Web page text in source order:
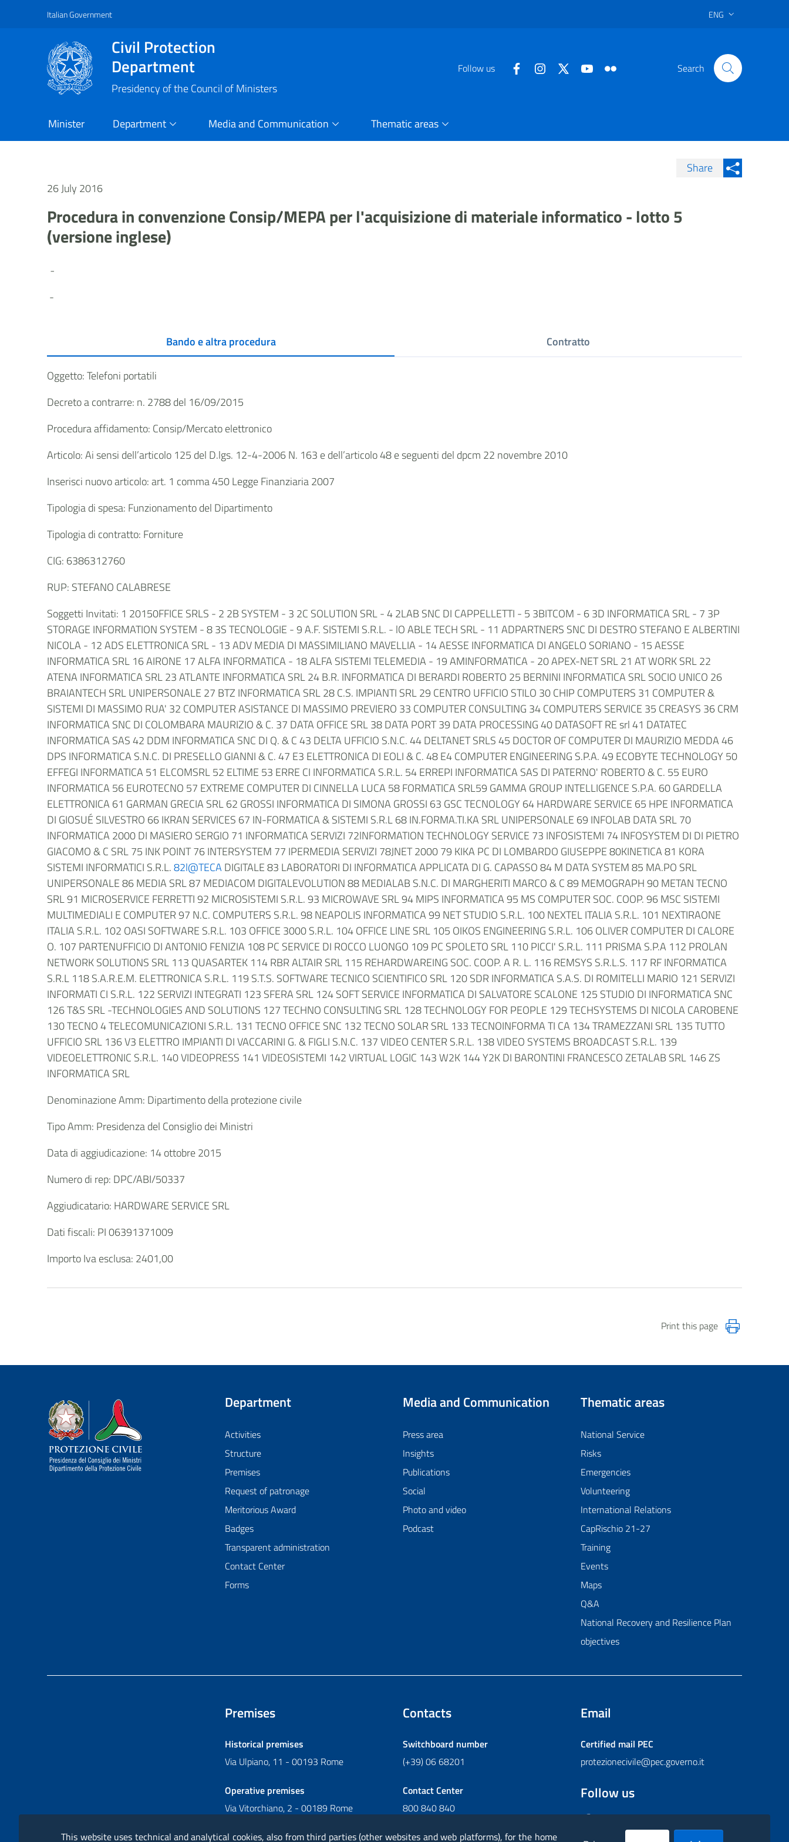
Vai al contenuto principale
Raggiungi il piè di pagina
Italian Government ENG
Civil Protection
Department
Presidency of the Council of Ministers
Follow us Search
Minister Department Media and Communication Thematic areas
Share
26 July 2016
Procedura in convenzione Consip/MEPA per l'acquisizione di materiale informatico - lotto 5
(versione inglese)
-
-
Bando e altra procedura Contratto
Oggetto: Telefoni portatili
Decreto a contrarre: n. 2788 del 16/09/2015
Procedura affidamento: Consip/Mercato elettronico
Articolo: Ai sensi dell’articolo 125 del D.lgs. 12-4-2006 N. 163 e dell’articolo 48 e seguenti del dpcm 22 novembre 2010
Inserisci nuovo articolo: art. 1 comma 450 Legge Finanziaria 2007
Tipologia di spesa: Funzionamento del Dipartimento
Tipologia di contratto: Forniture
CIG: 6386312760
RUP: STEFANO CALABRESE
Soggetti Invitati: 1 20150FFICE SRLS - 2 2B SYSTEM - 3 2C SOLUTION SRL - 4 2LAB SNC DI CAPPELLETTI - 5 3BITCOM - 6 3D INFORMATICA SRL - 7 3P
STORAGE INFORMATION SYSTEM - 8 3S TECNOLOGIE - 9 A.F. SISTEMI S.R.L. - lO ABLE TECH SRL - 11 ADPARTNERS SNC DI DESTRO STEFANO E ALBERTINI
NICOLA - 12 ADS ELETTRONICA SRL - 13 ADV MEDIA DI MASSIMILIANO MAVELLIA - 14 AESSE INFORMATICA DI ANGELO SORIANO - 15 AESSE
INFORMATICA SRL 16 AIRONE 17 ALFA INFORMATICA - 18 ALFA SISTEMI TELEMEDIA - 19 AMINFORMATICA - 20 APEX-NET SRL 21 AT WORK SRL 22
ATENA INFORMATICA SRL 23 ATLANTE INFORMATICA SRL 24 B.R. INFORMATICA DI BERARDI ROBERTO 25 BERNINI INFORMATICA SRL SOCIO UNICO 26
BRAIANTECH SRL UNIPERSONALE 27 BTZ INFORMATICA SRL 28 C.S. IMPIANTI SRL 29 CENTRO UFFICIO STILO 30 CHIP COMPUTERS 31 COMPUTER &
SISTEMI DI MASSIMO RUA' 32 COMPUTER ASISTANCE DI MASSIMO PREVIERO 33 COMPUTER CONSULTING 34 COMPUTERS SERVICE 35 CREASYS 36 CRM
INFORMATICA SNC DI COLOMBARA MAURIZIO & C. 37 DATA OFFICE SRL 38 DATA PORT 39 DATA PROCESSING 40 DATASOFT RE srl 41 DATATEC
INFORMATICA SAS 42 DDM INFORMATICA SNC DI Q. & C 43 DELTA UFFICIO S.N.C. 44 DELTANET SRLS 45 DOCTOR OF COMPUTER DI MAURIZIO MEDDA 46
DPS INFORMATICA S.N.C. DI PRESELLO GIANNI & C. 47 E3 ELETTRONICA DI EOLI & C. 48 E4 COMPUTER ENGINEERING S.P.A. 49 ECOBYTE TECHNOLOGY 50
EFFEGI INFORMATICA 51 ELCOMSRL 52 ELTIME 53 ERRE CI INFORMATICA S.R.L. 54 ERREPI INFORMATICA SAS DI PATERNO' ROBERTO & C. 55 EURO
INFORMATICA 56 EUROTECNO 57 EXTREME COMPUTER DI CINNELLA LUCA 58 FORMATICA SRL59 GAMMA GROUP INTELLIGENCE S.P.A. 60 GARDELLA
ELETTRONICA 61 GARMAN GRECIA SRL 62 GROSSI INFORMATICA DI SIMONA GROSSI 63 GSC TECNOLOGY 64 HARDWARE SERVICE 65 HPE INFORMATICA
DI GIOSUÉ SILVESTRO 66 IKRAN SERVICES 67 IN-FORMATICA & SISTEMI S.R.L 68 IN.FORMA.TI.KA SRL UNIPERSONALE 69 INFOLAB DATA SRL 70
INFORMATICA 2000 DI MASIERO SERGIO 71 INFORMATICA SERVIZI 72lNFORMATION TECHNOLOGY SERVICE 73 INFOSISTEMI 74 INFOSYSTEM DI DI PIETRO
GIACOMO & C SRL 75 INK POINT 76 INTERSYSTEM 77 IPERMEDIA SERVIZI 78JNET 2000 79 KIKA PC DI LOMBARDO GIUSEPPE 80KINETICA 81 KORA
SISTEMI INFORMATICI S.R.L.82l@TECADIGITALE 83 LABORATORI DI INFORMATICA APPLICATA DI G. CAPASSO 84 M DATA SYSTEM 85 MA.PO SRL
UNIPERSONALE 86 MEDIA SRL 87 MEDIACOM DIGITALEVOLUTION 88 MEDIALAB S.N.C. DI MARGHERITI MARCO & C 89 MEMOGRAPH 90 METAN TECNO
SRL 91 MICROSERVICE FERRETTI 92 MICROSISTEMI S.R.L. 93 MICROWAVE SRL 94 MIPS INFORMATICA 95 MS COMPUTER SOC. COOP. 96 MSC SISTEMI
MULTIMEDIALI E COMPUTER 97 N.C. COMPUTERS S.R.L. 98 NEAPOLIS INFORMATICA 99 NET STUDIO S.R.L. 100 NEXTEL ITALIA S.R.L. 101 NEXTIRAONE
ITALIA S.R.L. 102 OASI SOFTWARE S.R.L. 103 OFFICE 3000 S.R.L. 104 OFFICE LINE SRL 105 OIKOS ENGINEERING S.R.L. 106 OLIVER COMPUTER DI CALORE
O. 107 PARTENUFFICIO DI ANTONIO FENIZIA 108 PC SERVICE DI ROCCO LUONGO 109 PC SPOLETO SRL 110 PICCI' S.R.L. 111 PRISMA S.P.A 112 PROLAN
NETWORK SOLUTIONS SRL 113 QUASARTEK 114 RBR ALTAIR SRL 115 REHARDWAREING SOC. COOP. A R. L. 116 REMSYS S.R.L.S. 117 RF INFORMATICA
S.R.L 118 S.A.R.E.M. ELETTRONICA S.R.L. 119 S.T.S. SOFTWARE TECNICO SCIENTIFICO SRL 120 SDR INFORMATICA S.A.S. DI ROMITELLI MARIO 121 SERVIZI
INFORMATI CI S.R.L. 122 SERVIZI INTEGRATI 123 SFERA SRL 124 SOFT SERVICE INFORMATICA DI SALVATORE SCALONE 125 STUDIO DI INFORMATICA SNC
126 T&S SRL -TECHNOLOGIES AND SOLUTIONS 127 TECHNO CONSULTING SRL 128 TECHNOLOGY FOR PEOPLE 129 TECHSYSTEMS DI NICOLA CAROBENE
130 TECNO 4 TELECOMUNICAZIONI S.R.L. 131 TECNO OFFICE SNC 132 TECNO SOLAR SRL 133 TECNOINFORMA TI CA 134 TRAMEZZANI SRL 135 TUTTO
UFFICIO SRL 136 V3 ELETTRO IMPIANTI DI VACCARINI G. & FIGLI S.N.C. 137 VIDEO CENTER S.R.L. 138 VIDEO SYSTEMS BROADCAST S.R.L. 139
VIDEOELETTRONIC S.R.L. 140 VIDEOPRESS 141 VIDEOSISTEMI 142 VIRTUAL LOGIC 143 W2K 144 Y2K DI BARONTINI FRANCESCO ZETALAB SRL 146 ZS
INFORMATICA SRL
Denominazione Amm: Dipartimento della protezione civile
Tipo Amm: Presidenza del Consiglio dei Ministri
Data di aggiudicazione: 14 ottobre 2015
Numero di rep: DPC/ABI/50337
Aggiudicatario: HARDWARE SERVICE SRL
Dati fiscali: PI 06391371009
Importo Iva esclusa: 2401,00
Print this page
Dipartimento della Protezione Civile
Department
Activities
Structure
Premises
Request of patronage
Meritorious Award
Badges
Transparent administration
Contact Center
Forms
Media and Communication
Press area
Insights
Publications
Social
Photo and video
Podcast
Thematic areas
National Service
Risks
Emergencies
Volunteering
International Relations
CapRischio 21-27
Training
Events
Maps
Q&A
National Recovery and Resilience Plan
objectives
Premises
Historical premises
Via Ulpiano, 11 - 00193 Rome
Operative premises
Via Vitorchiano, 2 - 00189 Rome
Contacts
Switchboard number
(+39) 06 68201
Contact Center
800 840 840
Email
Certified mail PEC
protezionecivile@pec.governo.it
Follow us
FacebookInstagram
TwitterYouTubeFlickr
This website uses technical and analytical cookies, also from third parties (other websites and web platforms), for the home